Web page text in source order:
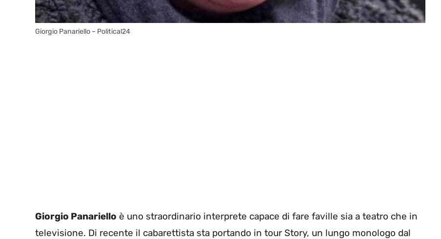
Giorgio Panariello – Political24
Giorgio Panariello è uno straordinario interprete capace di fare faville sia a teatro che in
televisione. Di recente il cabarettista sta portando in tour Story, un lungo monologo dal